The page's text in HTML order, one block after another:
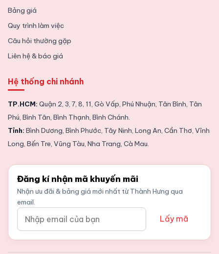
Bảng giá
Quy trình làm việc
Câu hỏi thường gặp
Liên hệ & báo giá
Hệ thống chi nhánh
TP.HCM: Quận 2, 3, 7, 8, 11, Gò Vấp, Phú Nhuận, Tân Bình, Tân
Phú, Bình Tân, Bình Thạnh, Bình Chánh.
Tỉnh: Bình Dương, Bình Phước, Tây Ninh, Long An, Cần Thơ, Vĩnh
Long, Bến Tre, Vũng Tàu, Nha Trang, Cà Mau.
Đăng kí nhận mã khuyến mãi
Nhận ưu đãi & bảng giá mới nhất từ Thành Hưng qua
email.
Lấy mã